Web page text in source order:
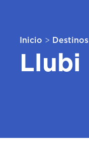
Inicio > Destinos
Llubi